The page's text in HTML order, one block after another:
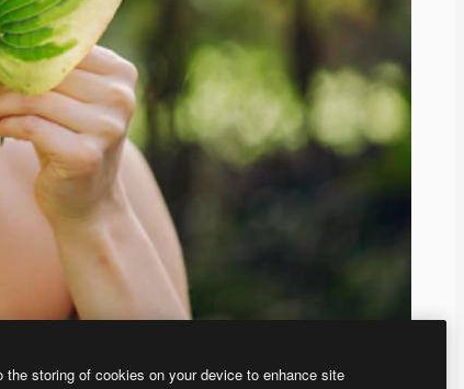
the storing of cookies on your device to enhance site